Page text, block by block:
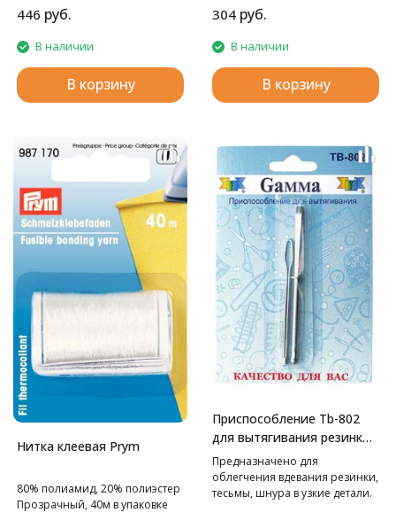
446 руб.
В наличии
В корзину
304 руб.
В наличии
В корзину
Нитка клеевая Prym
80% полиамид, 20% полиэстер
Прозрачный, 40м в упаковке
Приспособление Tb-802
для вытягивания резинки,
тесьмы Gamma
Предназначено для
облегчения вдевания резинки,
тесьмы, шнура в узкие детали.